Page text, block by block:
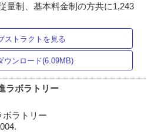
量制、基本料金制の方共に1,243
ストラクトを見る
ウンロード(6.09MB)
ラボラトリー
ボラトリー